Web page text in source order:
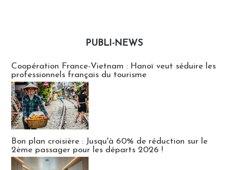
PUBLI-NEWS
Coopération France-Vietnam : Hanoï veut séduire les
professionnels français du tourisme
Bon plan croisière : Jusqu'à 60% de réduction sur le
2ème passager pour les départs 2026 !